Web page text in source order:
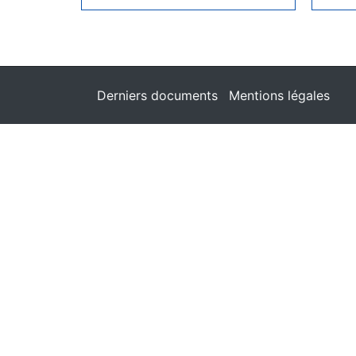
Derniers documents Mentions légales